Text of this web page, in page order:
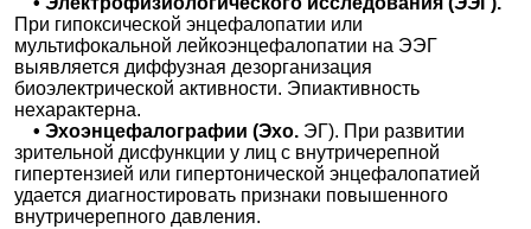
При гипоксической энцефалопатии или
мультифокальной лейкоэнцефалопатии на ЭЭГ
выявляется диффузная дезорганизация
биоэлектрической активности. Эпиактивность
нехарактерна.
• Эхоэнцефалографии (Эхо. ЭГ). При развитии
зрительной дисфункции у лиц с внутричерепной
гипертензией или гипертонической энцефалопатией
удается диагностировать признаки повышенного
внутричерепного давления.